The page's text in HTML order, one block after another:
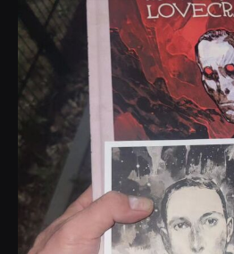
dobryhorror
Wrz 19